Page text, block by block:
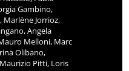
Gambino,
Marlène Jorrioz,
Angela
Melloni, Marc
Olibano,
Pitti, Loris